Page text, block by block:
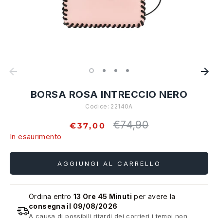
BORSA ROSA INTRECCIO NERO
Codice: 22140A
€37,00
Prezzo
€74,90
In esaurimento
AGGIUNGI AL CARRELLO
Ordina entro 13 Ore 45 Minuti per avere la
consegna il 09/08/2026
A causa di possibili ritardi dei corrieri i tempi non